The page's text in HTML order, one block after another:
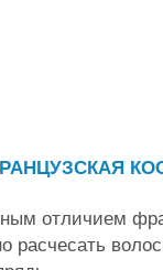
отличием
расчесать